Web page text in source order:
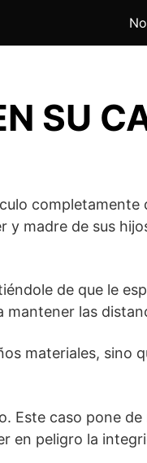
SU
madre de sus
de que le
mantener las
materiales, sino
Este caso pone
en peligro la